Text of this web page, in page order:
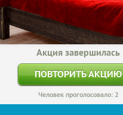
Акция завершилась
ПОВТОРИТЬ АКЦИЮ
Человек проголосовало: 2